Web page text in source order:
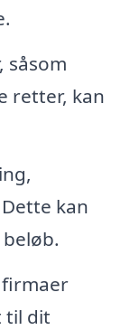
såsom
retter, kan
kan
til dit